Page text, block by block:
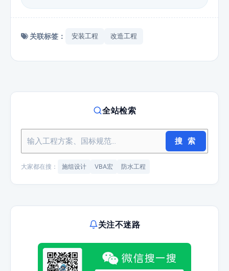
关联标签： 安装工程 改造工程
全站检索
搜 索
大家都在搜： 施组设计 VBA宏 防水工程
关注不迷路